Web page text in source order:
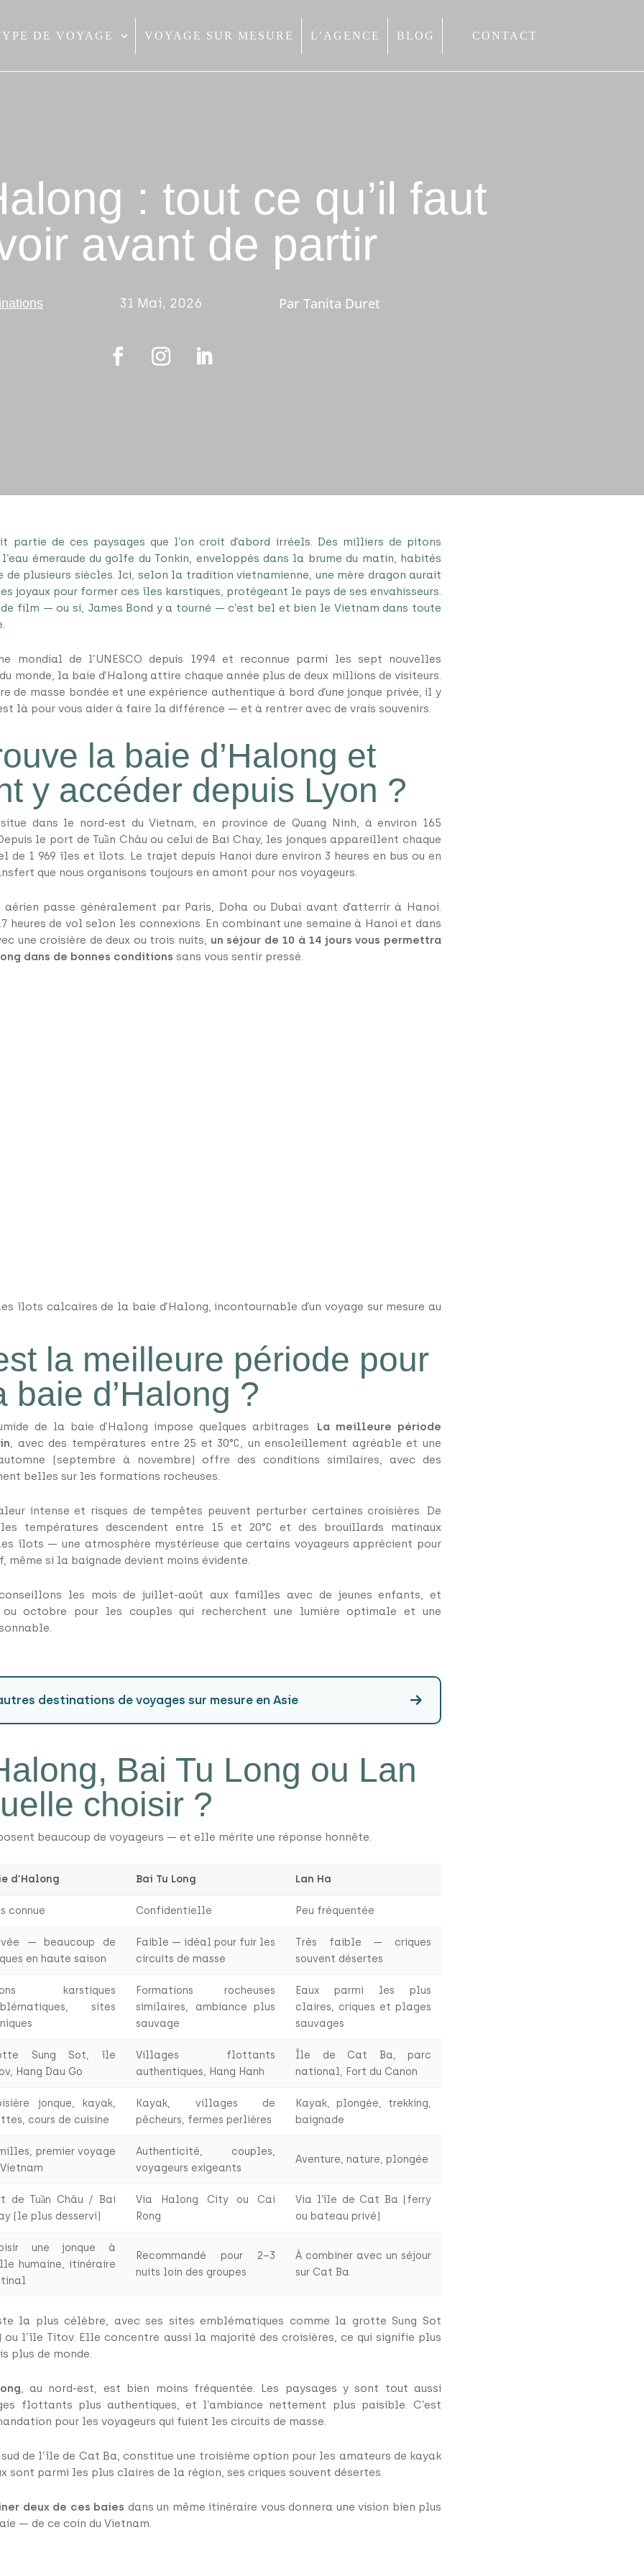
DE VOYAGE VOYAGE SUR MESURE L’AGENCE BLOG CONTACT
: tout ce qu’il faut
avant de partir
31 Mai, 2026 Par Tanita Duret
partie de ces paysages que l’on croit d’abord irréels. Des milliers de pitons
émeraude du golfe du Tonkin, enveloppés dans la brume du matin, habités
de plusieurs siècles. Ici, selon la tradition vietnamienne, une mère dragon aurait
joyaux pour former ces îles karstiques, protégeant le pays de ses envahisseurs.
de film — ou si, James Bond y a tourné — c’est bel et bien le Vietnam dans toute
mondial de l’UNESCO depuis 1994 et reconnue parmi les sept nouvelles
monde, la baie d’Halong attire chaque année plus de deux millions de visiteurs.
de masse bondée et une expérience authentique à bord d’une jonque privée, il y
là pour vous aider à faire la différence — et à rentrer avec de vrais souvenirs.
la baie d’Halong et
y accéder depuis Lyon ?
dans le nord-est du Vietnam, en province de Quang Ninh, à environ 165
le port de Tuần Châu ou celui de Bai Chay, les jonques appareillent chaque
de 1 969 îles et îlots. Le trajet depuis Hanoi dure environ 3 heures en bus ou en
que nous organisons toujours en amont pour nos voyageurs.
passe généralement par Paris, Doha ou Dubai avant d’atterrir à Hanoi.
heures de vol selon les connexions. En combinant une semaine à Hanoi et dans
une croisière de deux ou trois nuits, un séjour de 10 à 14 jours vous permettra
dans de bonnes conditions sans vous sentir pressé.
îlots calcaires de la baie d’Halong, incontournable d’un voyage sur mesure au
la meilleure période pour
baie d’Halong ?
de la baie d’Halong impose quelques arbitrages. La meilleure période
, avec des températures entre 25 et 30°C, un ensoleillement agréable et une
(septembre à novembre) offre des conditions similaires, avec des
belles sur les formations rocheuses.
intense et risques de tempêtes peuvent perturber certaines croisières. De
températures descendent entre 15 et 20°C et des brouillards matinaux
îlots — une atmosphère mystérieuse que certains voyageurs apprécient pour
si la baignade devient moins évidente.
les mois de juillet-août aux familles avec de jeunes enfants, et
ou octobre pour les couples qui recherchent une lumière optimale et une
destinations de voyages sur mesure en Asie →
Bai Tu Long ou Lan
choisir ?
beaucoup de voyageurs — et elle mérite une réponse honnête.
d’Halong Bai Tu Long Lan Ha
connue Confidentielle Peu fréquentée
— beaucoup de
en haute saison
Faible — idéal pour fuir les
circuits de masse
Très faible — criques
souvent désertes
karstiques
sites
Formations rocheuses
similaires, ambiance plus
sauvage
Eaux parmi les plus
claires, criques et plages
sauvages
Sung Sot, île
Hang Dau Go
Villages flottants
authentiques, Hang Hanh
Île de Cat Ba, parc
national, Fort du Canon
jonque, kayak,
cours de cuisine
Kayak, villages de
pêcheurs, fermes perlières
Kayak, plongée, trekking,
baignade
premier voyage
Authenticité, couples,
voyageurs exigeants
Aventure, nature, plongée
de Tuần Châu / Bai
(le plus desservi)
Via Halong City ou Cai
Rong
Via l’île de Cat Ba (ferry
ou bateau privé)
une jonque à
humaine, itinéraire
Recommandé pour 2–3
nuits loin des groupes
À combiner avec un séjour
sur Cat Ba
la plus célèbre, avec ses sites emblématiques comme la grotte Sung Sot
l’île Titov. Elle concentre aussi la majorité des croisières, ce qui signifie plus
plus de monde.
, au nord-est, est bien moins fréquentée. Les paysages y sont tout aussi
flottants plus authentiques, et l’ambiance nettement plus paisible. C’est
pour les voyageurs qui fuient les circuits de masse.
sud de l’île de Cat Ba, constitue une troisième option pour les amateurs de kayak
sont parmi les plus claires de la région, ses criques souvent désertes.
deux de ces baies dans un même itinéraire vous donnera une vision bien plus
— de ce coin du Vietnam.